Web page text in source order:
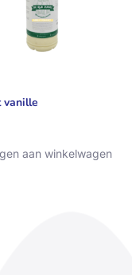
vanille
aan winkelwagen